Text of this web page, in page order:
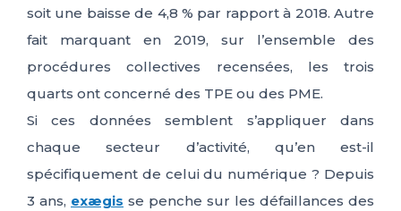
soit une baisse de 4,8 % par rapport à 2018. Autre
fait marquant en 2019, sur l’ensemble des
procédures collectives recensées, les trois
quarts ont concerné des TPE ou des PME.
Si ces données semblent s’appliquer dans
chaque secteur d’activité, qu’en est-il
spécifiquement de celui du numérique ? Depuis
3 ans, exægis se penche sur les défaillances des